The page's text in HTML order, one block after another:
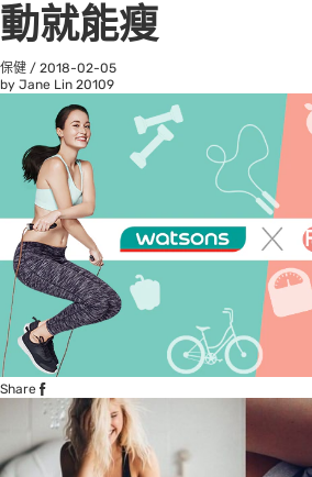
動就能瘦
保健 / 2018-02-05
by Jane Lin 20109
Share